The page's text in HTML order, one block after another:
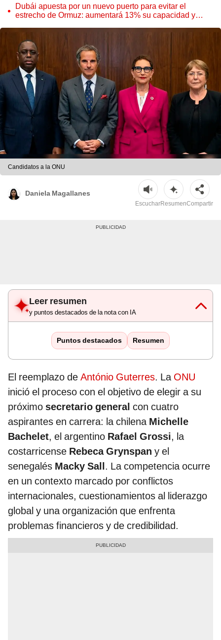
Parque de las Leyendas
Dubái apuesta por un nuevo puerto para evitar el
estrecho de Ormuz: aumentará 13% su capacidad y
Candidatos a la ONU
Daniela Magallanes
EscucharResumenCompartir
Leer resumen
y puntos destacados de la nota con IA
Puntos destacados Resumen
El reemplazo de António Guterres. La ONU
inició el proceso con el objetivo de elegir a su
próximo secretario general con cuatro
aspirantes en carrera: la chilena Michelle
Bachelet, el argentino Rafael Grossi, la
costarricense Rebeca Grynspan y el
senegalés Macky Sall. La competencia ocurre
en un contexto marcado por conflictos
internacionales, cuestionamientos al liderazgo
global y una organización que enfrenta
problemas financieros y de credibilidad.